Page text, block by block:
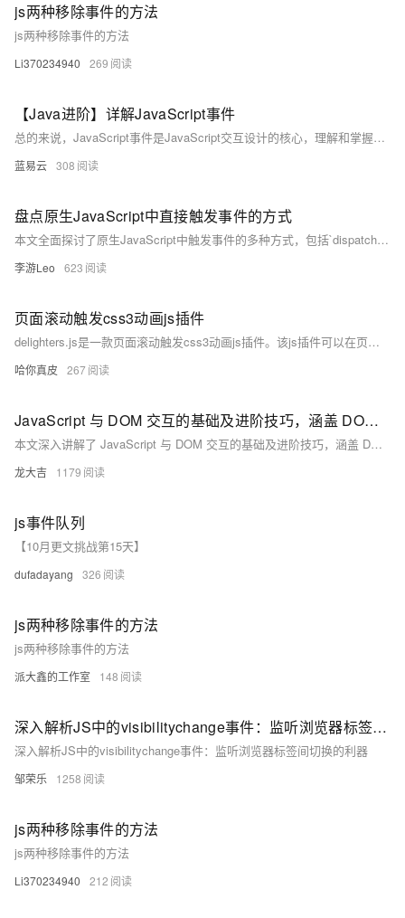
js两种移除事件的方法
js两种移除事件的方法
Li370234940 269
【Java进阶】详解JavaScript事件
总的来说，JavaScript事件是JavaScript交互设计的核心，理解和掌握JavaScript事件对于编写高效、响应式的网页应用至关重要。
蓝易云 308
盘点原生JavaScript中直接触发事件的方式
本文全面探讨了原生JavaScript中触发事件的多种方式，包括`dispatchEvent`、`Event`构造函数、`CustomEvent`构造器、直接调用事件处理器以及过时的`createEvent`和`initEvent`方法。通过技术案例分析，如模拟点击事件、派发自定义数据加载事件和实现提示框系统，帮助开发者掌握这些方法在实际开发中的应用，提升灵活性与兼容性。
李游Leo 623
页面滚动触发css3动画js插件
delighters.js是一款页面滚动触发css3动画js插件。该js插件可以在页面向下滚动时，为进入浏览器视口的元素制作各种炫酷的CSS3动画效果。
哈你真皮 267
JavaScript 与 DOM 交互的基础及进阶技巧，涵盖 DOM 获取、修改、创建、删除元素的方法，事件处理，性能优化及与其他前端技术的结合，助你构建动态交互的网页应用
本文深入讲解了 JavaScript 与 DOM 交互的基础及进阶技巧，涵盖 DOM 获取、修改、创建、删除元素的方法，事件处理，性能优化及与其他前端技术的结合，助你构建动态交互的网页应用。
龙大吉 1179
js事件队列
【10月更文挑战第15天】
dufadayang 326
js两种移除事件的方法
js两种移除事件的方法
派大鑫的工作室 148
深入解析JS中的visibilitychange事件：监听浏览器标签间切换的利器
深入解析JS中的visibilitychange事件：监听浏览器标签间切换的利器
邹荣乐 1258
js两种移除事件的方法
js两种移除事件的方法
Li370234940 212